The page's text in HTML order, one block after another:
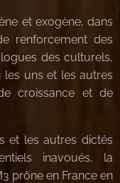
et exogène, dans
renforcement des
des culturels,
uns et les autres
croissance et de
et les autres dictés
inavoués, la
prône en France en